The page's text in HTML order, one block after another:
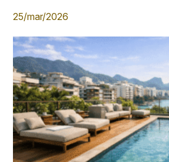
25/mar/2026